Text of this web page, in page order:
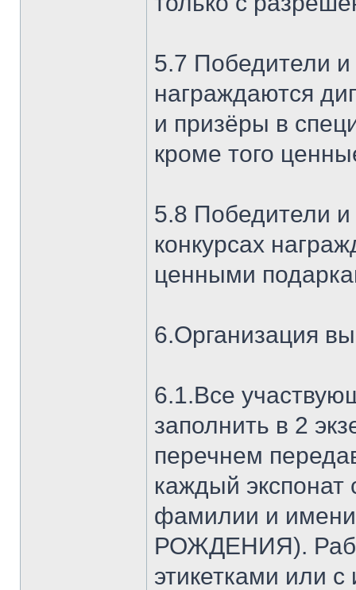
5.7 Победители и
награждаются
и призёры в
кроме того
5.8 Победители
конкурсах
ценными
6.Организация
6.1.Все
заполнить в 2
перечнем
каждый
фамилии и
РОЖДЕНИЯ).
этикетками или